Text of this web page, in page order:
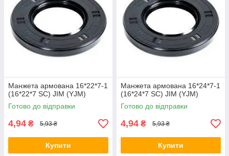
Манжета армована 16*22*7-1
(16*22*7 SC) JIM (YJM)
Готово до відправки
4,94 ₴ 5,93 ₴
Купити
Манжета армована 16*24*7-1
(16*24*7 SC) JIM (YJM)
Готово до відправки
4,94 ₴ 5,93 ₴
Купити